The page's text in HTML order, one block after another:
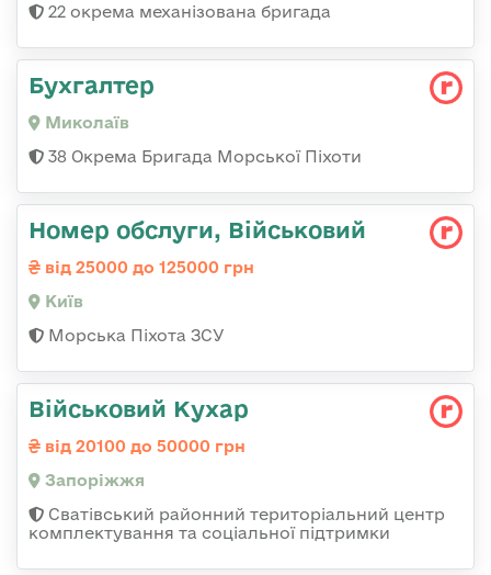
22 окрема механізована бригада
Бухгалтер
Миколаїв
38 Окрема Бригада Морської Піхоти
Номер обслуги, Військовий
від 25000 до 125000 грн
Київ
Морська Піхота ЗСУ
Військовий Кухар
від 20100 до 50000 грн
Запоріжжя
Сватівський районний територіальний центр
комплектування та соціальної підтримки